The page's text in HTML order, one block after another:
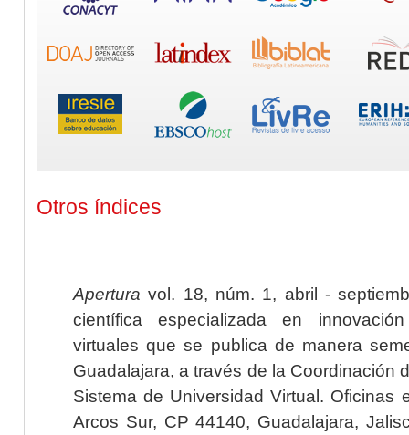
Otros índices
Apertura vol. 18, núm. 1, abril -
científica especializada en
virtuales que se publica de manera
Guadalajara, a través de la Coordinación
Sistema de Universidad Virtual. Oficinas
Arcos Sur, CP 44140, Guadalajara,